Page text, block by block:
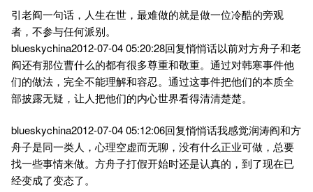
引老阎一句话，人生在世，最难做的就是做一位冷酷的旁观
者，不参与任何派别。
blueskychina2012-07-04 05:20:28回复悄悄话以前对方舟子和老
阎还有那位曹什么的都有很多尊重和敬重。通过对韩寒事件他
们的做法，完全不能理解和容忍。通过这事件把他们的本质全
部披露无疑，让人把他们的内心世界看得清清楚楚。
blueskychina2012-07-04 05:12:06回复悄悄话我感觉润涛阎和方
舟子是同一类人，心理空虚而无聊，没有什么正业可做，总要
找一些事情来做。方舟子打假开始时还是认真的，到了现在已
经变成了变态了。